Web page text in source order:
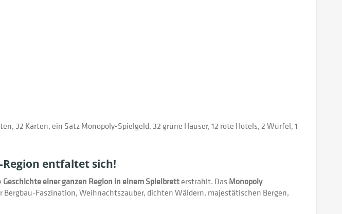
32 Karten, ein Satz Monopoly-Spielgeld, 32 grüne Häuser, 12 rote Hotels, 2 Würfel, 1
Region entfaltet sich!
Geschichte einer ganzen Region in einem Spielbretterstrahlt. Das Monopoly
Faszination, Weihnachtszauber, dichten Wäldern, majestätischen Bergen,